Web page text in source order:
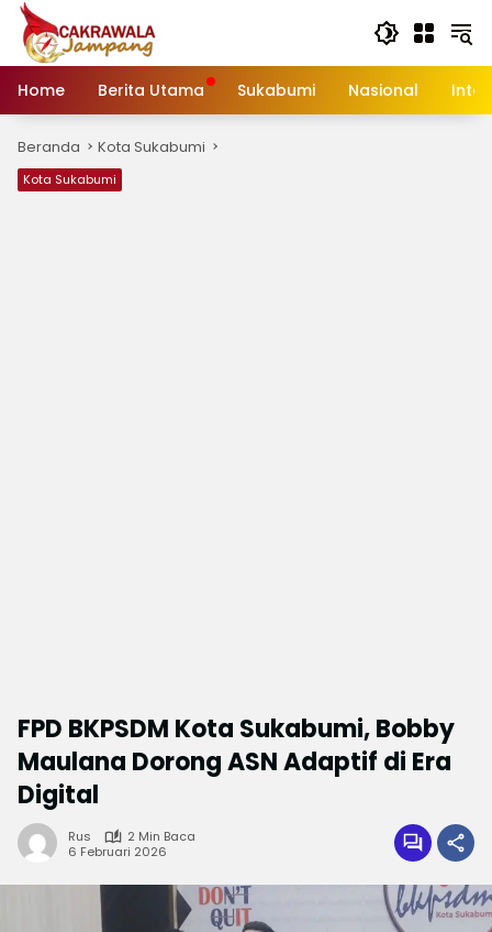
Langsung
konten
Home
Berita Utama Sukabumi Nasional
Beranda Kota Sukabumi
Kota Sukabumi
FPD BKPSDM Kota Sukabumi, Bobby
Maulana Dorong ASN Adaptif di Era
Digital
Rus
2 Min Baca
6 Februari 2026